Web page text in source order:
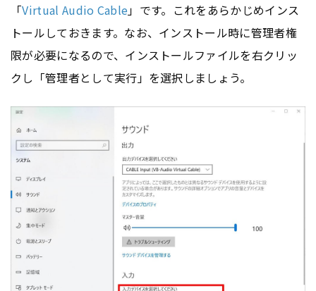
「Virtual Audio Cable」です。これをあらかじめインス
トールしておきます。なお、インストール時に管理者権
限が必要になるので、インストールファイルを右クリッ
クし「管理者として実行」を選択しましょう。